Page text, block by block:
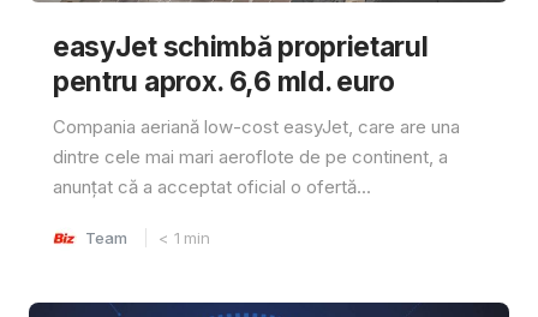
easyJet schimbă proprietarul
pentru aprox. 6,6 mld. euro
Compania aeriană low-cost easyJet, care are una
dintre cele mai mari aeroflote de pe continent, a
anunțat că a acceptat oficial o ofertă...
Team < 1 min